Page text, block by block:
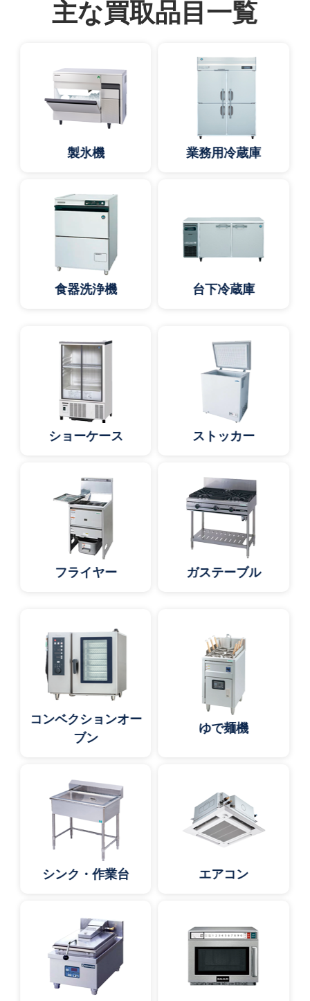
主な買取品目一覧
製氷機 業務用冷蔵庫
食器洗浄機 台下冷蔵庫
ショーケース ストッカー
フライヤー ガステーブル
コンベクションオー
ブン
ゆで麺機
シンク・作業台 エアコン